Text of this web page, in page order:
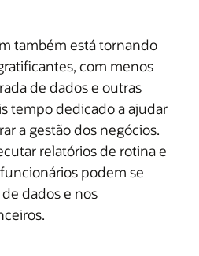
também está tornando
com menos
de dados e outras
tempo dedicado a ajudar
a gestão dos negócios.
relatórios de rotina e
podem se
dados e nos